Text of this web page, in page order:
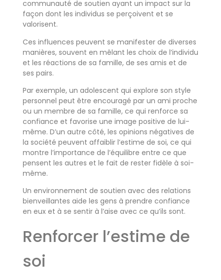
communauté de soutien ayant un impact sur la
façon dont les individus se perçoivent et se
valorisent.
Ces influences peuvent se manifester de diverses
manières, souvent en mêlant les choix de l’individu
et les réactions de sa famille, de ses amis et de
ses pairs.
Par exemple, un adolescent qui explore son style
personnel peut être encouragé par un ami proche
ou un membre de sa famille, ce qui renforce sa
confiance et favorise une image positive de lui-
même. D’un autre côté, les opinions négatives de
la société peuvent affaiblir l’estime de soi, ce qui
montre l’importance de l’équilibre entre ce que
pensent les autres et le fait de rester fidèle à soi-
même.
Un environnement de soutien avec des relations
bienveillantes aide les gens à prendre confiance
en eux et à se sentir à l’aise avec ce qu’ils sont.
Renforcer l’estime de
soi